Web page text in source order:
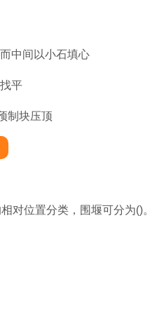
中间以小石填心
平
制块压顶
对位置分类，围堰可分为()。